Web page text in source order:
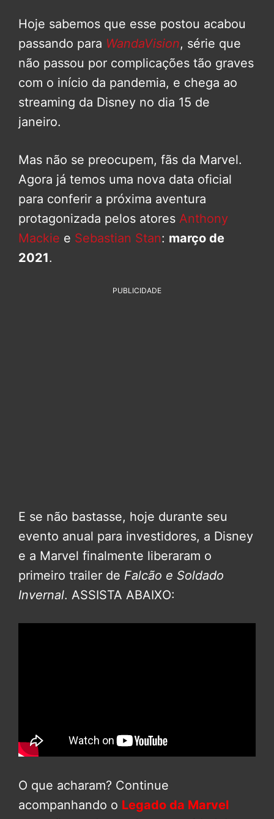
Hoje sabemos que esse postou acabou
passando para WandaVision, série que
não passou por complicações tão graves
com o início da pandemia, e chega ao
streaming da Disney no dia 15 de
janeiro.
Mas não se preocupem, fãs da Marvel.
Agora já temos uma nova data oficial
para conferir a próxima aventura
protagonizada pelos atores Anthony
Mackie e Sebastian Stan: março de
2021.
PUBLICIDADE
E se não bastasse, hoje durante seu
evento anual para investidores, a Disney
e a Marvel finalmente liberaram o
primeiro trailer de Falcão e Soldado
Invernal. ASSISTA ABAIXO:
O que acharam? Continue
acompanhando o Legado da Marvel